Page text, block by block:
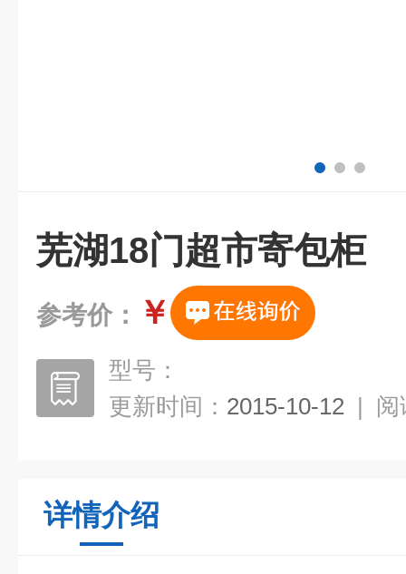
芜湖18门超市寄包柜
参考价： ￥
型号：
更新时间： 2015-10-12 | 阅
详情介绍